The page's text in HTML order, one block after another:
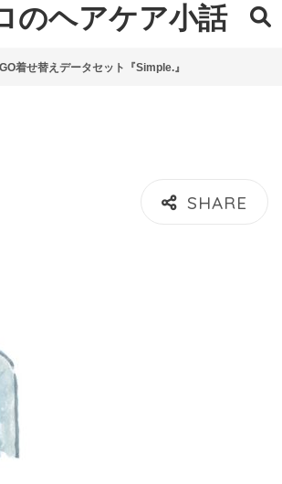
のヘアケア小話
着せ替えデータセット『Simple.』